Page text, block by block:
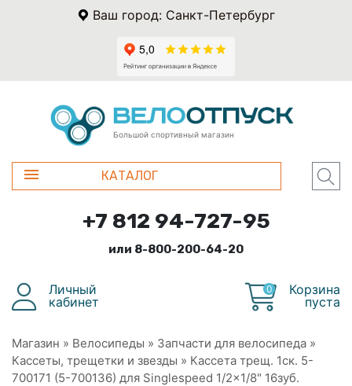
Ваш город: Санкт-Петербург
Большой спортивный магазин
КАТАЛОГ
+7 812 94-727-95
или 8-800-200-64-20
Личный
кабинет
0
Корзина
пуста
Магазин » Велосипеды » Запчасти для велосипеда »
Кассеты, трещетки и звезды » Кассета трещ. 1ск. 5-
700171 (5-700136) для Singlespeed 1/2x1/8" 16зуб.